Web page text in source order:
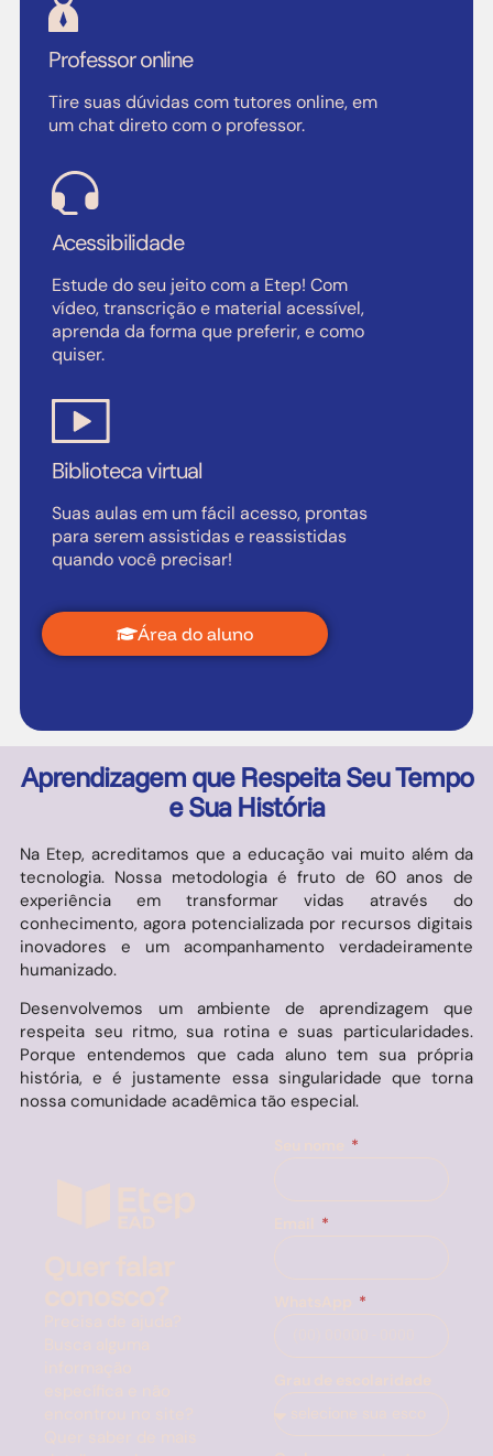
Professor online
Tire suas dúvidas com tutores online, em
um chat direto com o professor.
Acessibilidade
Estude do seu jeito com a Etep! Com
vídeo, transcrição e material acessível,
aprenda da forma que preferir, e como
quiser.
Biblioteca virtual
Suas aulas em um fácil acesso, prontas
para serem assistidas e reassistidas
quando você precisar!
Área do aluno
Aprendizagem que Respeita Seu Tempo
e Sua História
Na Etep, acreditamos que a educação vai muito além da
tecnologia. Nossa metodologia é fruto de 60 anos de
experiência em transformar vidas através do
conhecimento, agora potencializada por recursos digitais
inovadores e um acompanhamento verdadeiramente
humanizado.
Desenvolvemos um ambiente de aprendizagem que
respeita seu ritmo, sua rotina e suas particularidades.
Porque entendemos que cada aluno tem sua própria
história, e é justamente essa singularidade que torna
nossa comunidade acadêmica tão especial.